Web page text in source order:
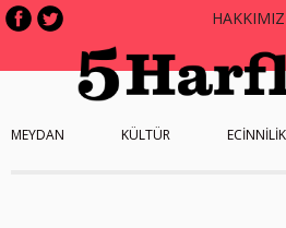
MEYDAN KÜLTÜR ECİNNİLİK